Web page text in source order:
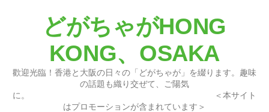
どがちゃがHONG
KONG、OSAKA
歡迎光臨！香港と大阪の日々の「どがちゃが」を綴ります。趣味
の話題も織り交ぜて、ご陽気
に。 ＜本サイト
はプロモーションが含まれています＞